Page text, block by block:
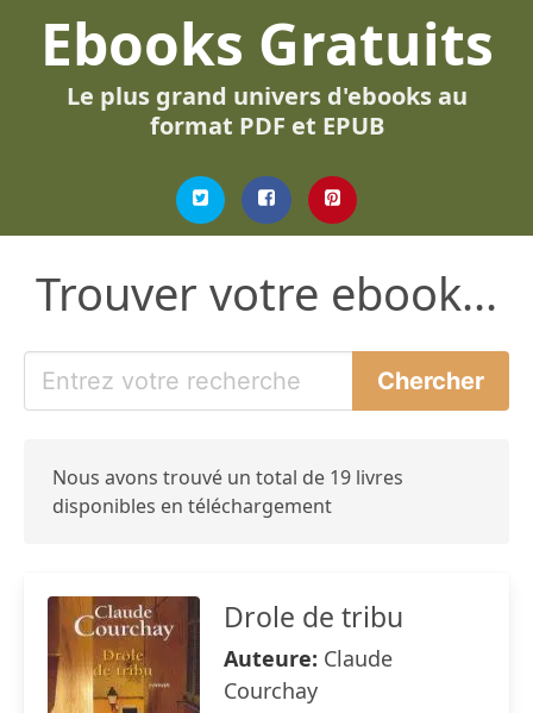
Ebooks Gratuits
Le plus grand univers d'ebooks au
format PDF et EPUB
Trouver votre ebook...
Nous avons trouvé un total de 19 livres
disponibles en téléchargement
Drole de tribu
Auteure: Claude
Courchay